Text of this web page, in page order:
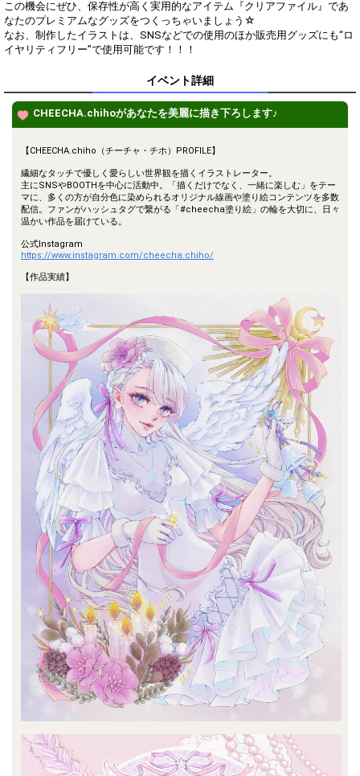
(once a day)! You can also charge
Show Gold to purchase gifts
(available from 1 JPY)! When you
continue to send gifts to the
ranking go up.
To cheer on performers, you can
send them gifts.
To send performers paid items,
you must use Show Gold.
other users.
Close
この機会にぜひ、保存性が高く実用的なアイテム『クリアファイル』であ
なたのプレミアムなグッズをつくっちゃいましょう☆
なお、制作したイラストは、SNSなどでの使用のほか販売用グッズにも“ロ
イヤリティフリー”で使用可能です！！！
イベント詳細
CHEECHA.chihoがあなたを美麗に描き下ろします♪
【CHEECHA.chiho（チーチャ・チホ）PROFILE】
繊細なタッチで優しく愛らしい世界観を描くイラストレーター。
主にSNSやBOOTHを中心に活動中。「描くだけでなく、一緒に楽しむ」をテー
マに、多くの方が自分色に染められるオリジナル線画や塗り絵コンテンツを多数
配信。ファンがハッシュタグで繋がる「#cheecha塗り絵」の輪を大切に、日々
温かい作品を届けている。
公式Instagram
https://www.instagram.com/cheecha.chiho/
【作品実績】